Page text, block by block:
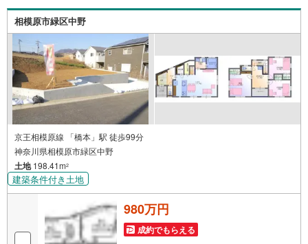
相模原市緑区中野
京王相模原線 「橋本」駅 徒歩99分
神奈川県相模原市緑区中野
土地198.41m2
建築条件付き土地
980万円
成約でもらえる